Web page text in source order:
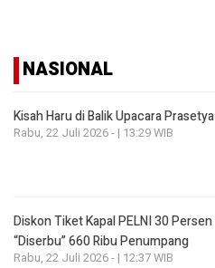
NASIONAL
Kisah Haru di Balik Upacara
Rabu, 22 Juli 2026 - | 13:29 WIB
Diskon Tiket Kapal PELNI 30
“Diserbu” 660 Ribu Penumpang
Rabu, 22 Juli 2026 - | 12:37 WIB